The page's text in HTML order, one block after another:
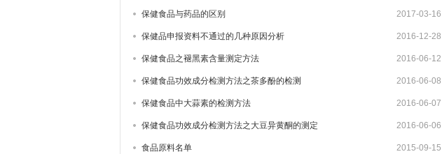
热温度低、时间短，能较好地保留物料的营养及风味成分。固体饮料的其它加工
结成固体的冰，在真空条件下，使水直接升华变成水蒸汽逸出，从而把水从物料
法生产固体饮料还很少，只有少部分附加值较高的产品如速溶茶粉、咖啡粉中应
用。2、流化床造粒 造粒技术有湿法造粒、干法造粒、快速搅拌制粒技术以及流
干燥等3个步骤在密闭容器内一次完成的新型制粒技术，可大大减少辅料量，制
出的颗粒大小均匀，效果好。1959年，美国威斯康星州的Wurster博士首先提出
于20世纪80年代相...
保健食品与药品的区别 2017-03-16
保健品申报资料不通过的几种原因分析 2016-12-28
保健食品之褪黑素含量测定方法 2016-06-12
保健食品功效成分检测方法之茶多酚的检测 2016-06-08
保健食品中大蒜素的检测方法 2016-06-07
保健食品功效成分检测方法之大豆异黄酮的测定 2016-06-06
食品原料名单 2015-09-15